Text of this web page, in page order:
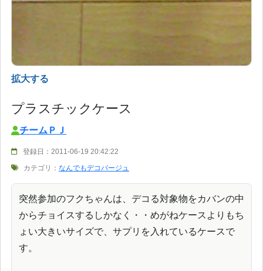
拡大する
プラスチックケース
チームＰＪ
登録日：2011-06-19 20:42:22
カテゴリ： なんでもデコパージュ
突然参加のフクちゃんは、デコる対象物をカバンの中
からチョイスするしかなく・・めがねケースよりもち
ょい大きいサイズで、サプリを入れているケースで
す。